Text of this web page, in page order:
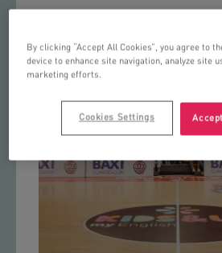
By clicking “Accept All Cookies”, you agree to
device to enhance site navigation, analyze site
marketing efforts.
Cookies Settings